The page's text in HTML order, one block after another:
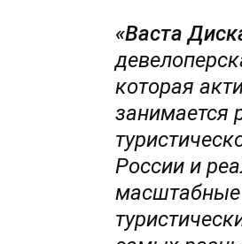
«Васта
которая
занимается
России и
масштабные